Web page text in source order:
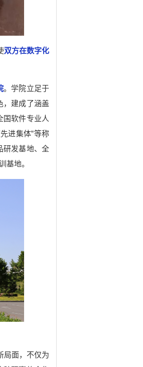
双方在数字化
。学院立足于
，建成了涵盖
国软件专业人
进集体”等称
研发基地、全
基地。
局面，不仅为